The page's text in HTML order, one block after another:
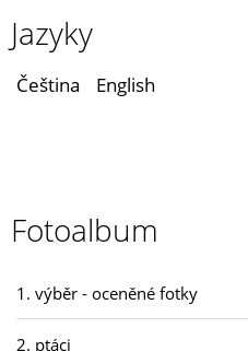
Jazyky
Čeština English
Fotoalbum
1. výběr - oceněné fotky
2. ptáci